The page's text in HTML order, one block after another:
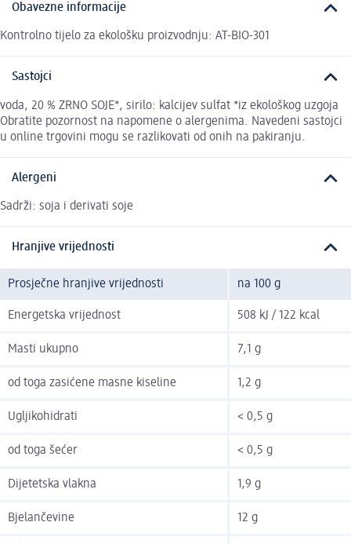
Obavezne informacije
Kontrolno tijelo za ekološku proizvodnju: AT-BIO-301
Sastojci
voda, 20 % ZRNO SOJE*, sirilo: kalcijev sulfat *iz ekološkog uzgoja
Obratite pozornost na napomene o alergenima. Navedeni sastojci
u online trgovini mogu se razlikovati od onih na pakiranju.
Alergeni
Sadrži: soja i derivati soje
Hranjive vrijednosti
Prosječne hranjive vrijednosti na 100 g
Energetska vrijednost 508 kJ / 122 kcal
Masti ukupno 7,1 g
od toga zasićene masne kiseline 1,2 g
Ugljikohidrati < 0,5 g
od toga šećer < 0,5 g
Dijetetska vlakna 1,9 g
Bjelančevine 12 g